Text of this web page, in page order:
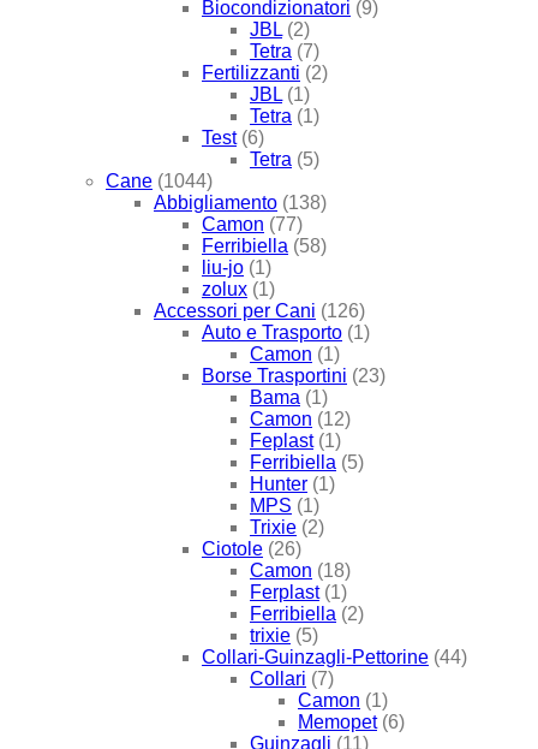
Biocondizionatori (9)
JBL (2)
Tetra (7)
Fertilizzanti (2)
JBL (1)
Tetra (1)
Test (6)
Tetra (5)
Cane (1044)
Abbigliamento (138)
Camon (77)
Ferribiella (58)
liu-jo (1)
zolux (1)
Accessori per Cani (126)
Auto e Trasporto (1)
Camon (1)
Borse Trasportini (23)
Bama (1)
Camon (12)
Feplast (1)
Ferribiella (5)
Hunter (1)
MPS (1)
Trixie (2)
Ciotole (26)
Camon (18)
Ferplast (1)
Ferribiella (2)
trixie (5)
Collari-Guinzagli-Pettorine (44)
Collari (7)
Camon (1)
Memopet (6)
Guinzagli (11)